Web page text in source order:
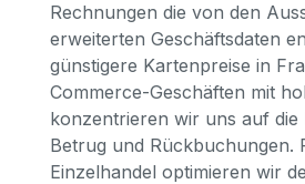
Rechnungen die von den
erweiterten Geschäftsdaten
günstigere Kartenpreise in
Commerce-Geschäften mit
konzentrieren wir uns auf die
Betrug und Rückbuchungen.
Einzelhandel optimieren wir